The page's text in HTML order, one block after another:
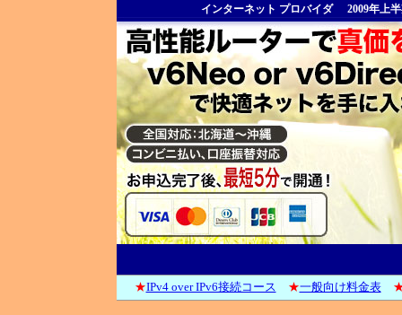
インターネット プロバイダ 2009年上
★IPv4 over IPv6接続コース ★一般向け料金表